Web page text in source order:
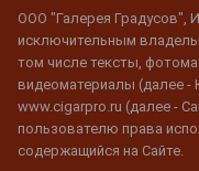
ООО "Галерея Градусов",
исключительным
том числе тексты,
видеоматериалы (далее -
www.cigarpro.ru (далее -
пользователю права
содержащийся на Сайте.